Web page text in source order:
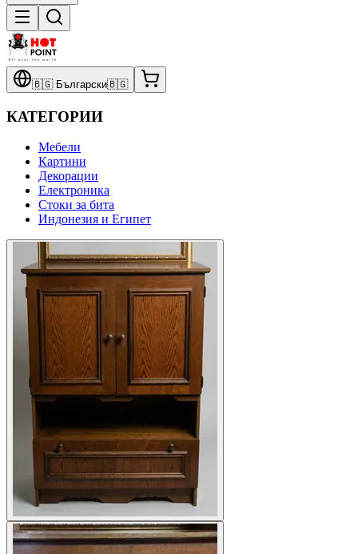
🇧🇬 Български🇧🇬
КАТЕГОРИИ
Мебели
Картини
Декорации
Електроника
Стоки за бита
Индонезия и Египет